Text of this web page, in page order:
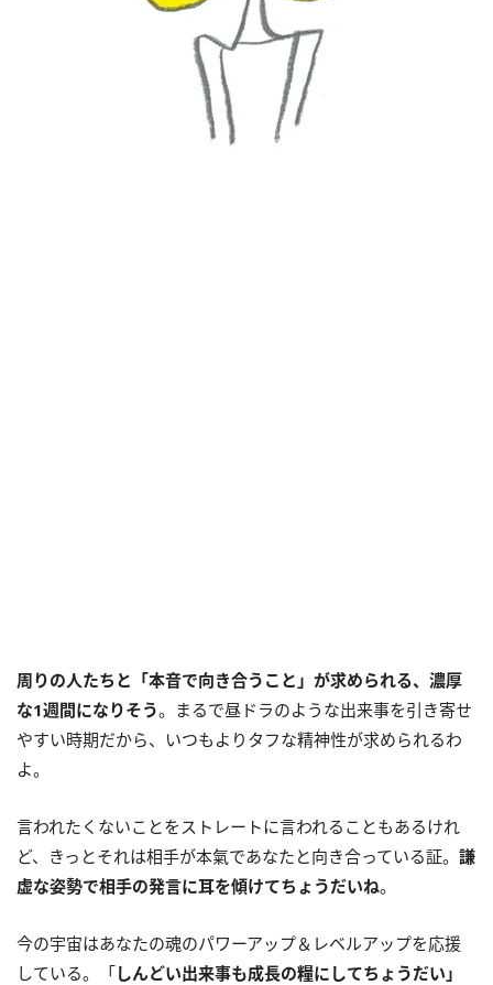
周りの人たちと「本音で向き合うこと」が求められる、濃厚
な1週間になりそう。まるで昼ドラのような出来事を引き寄せ
やすい時期だから、いつもよりタフな精神性が求められるわ
よ。
言われたくないことをストレートに言われることもあるけれ
ど、きっとそれは相手が本氣であなたと向き合っている証。 謙
虚な姿勢で相手の発言に耳を傾けてちょうだいね。
今の宇宙はあなたの魂のパワーアップ＆レベルアップを応援
している。「しんどい出来事も成長の糧にしてちょうだい」